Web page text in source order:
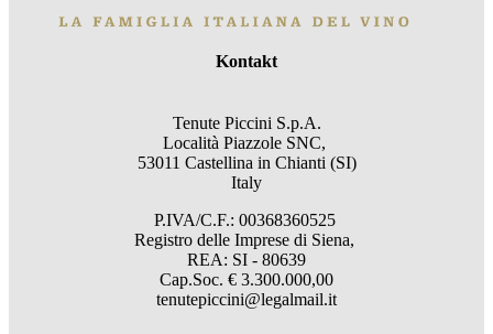
Kontakt
Tenute Piccini S.p.A.
Località Piazzole SNC,
53011 Castellina in Chianti (SI)
Italy
P.IVA/C.F.: 00368360525
Registro delle Imprese di Siena,
REA: SI - 80639
Cap.Soc. € 3.300.000,00
tenutepiccini@legalmail.it